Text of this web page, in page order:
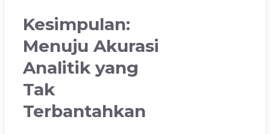
Kesimpulan:
Menuju Akurasi
Analitik yang
Tak
Terbantahkan